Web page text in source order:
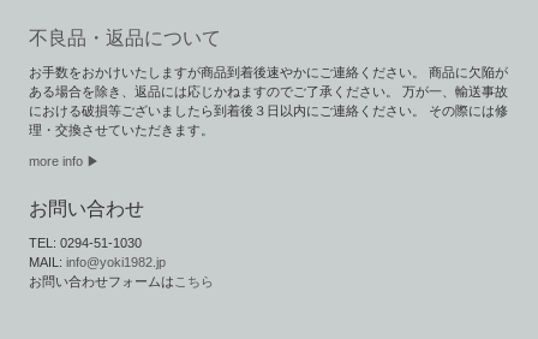
不良品・返品について
お手数をおかけいたしますが商品到着後速やかにご連絡ください。 商品に欠陥が
ある場合を除き、返品には応じかねますのでご了承ください。 万が一、輸送事故
における破損等ございましたら到着後３日以内にご連絡ください。 その際には修
理・交換させていただきます。
more info ▶
お問い合わせ
TEL: 0294-51-1030
MAIL:info@yoki1982.jp
お問い合わせフォームは こちら